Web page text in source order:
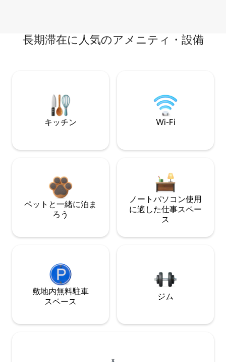
長期滞在に人気のアメニティ・設備
キッチン Wi-Fi
ペットと一緒に泊ま
ろう
ノートパソコン使用
に適した仕事スペー
ス
敷地内無料駐⁠車
ス⁠ペ⁠ー⁠ス
ジム